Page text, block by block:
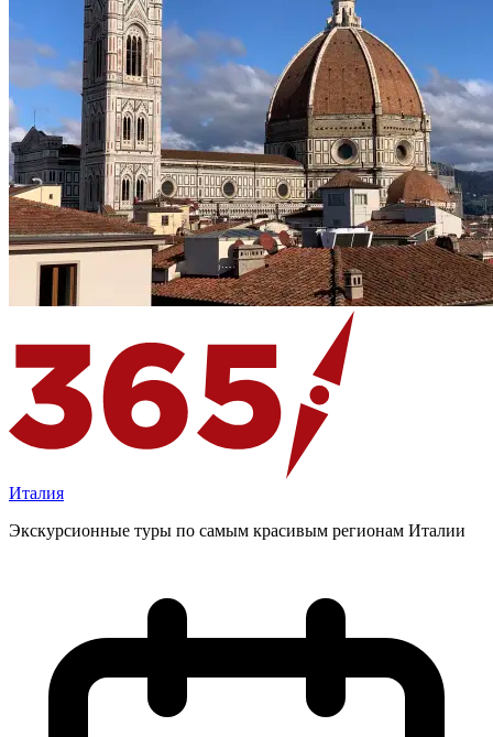
Италия
Экскурсионные туры по самым красивым регионам Италии